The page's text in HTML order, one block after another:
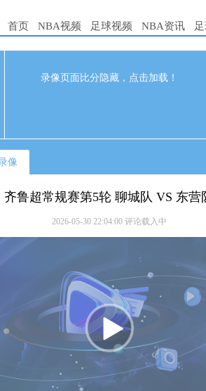
首页 NBA视频 足球视频 NBA资讯
录像页面比分隐藏，点击加载！
像
齐鲁超常规赛第5轮 聊城队 VS 东
2026-05-30 22:04:00 评论载入中